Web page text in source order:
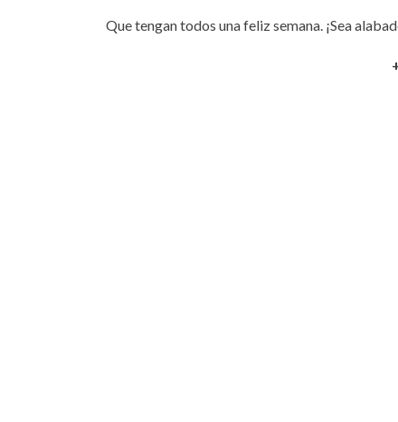
Que tengan todos una feliz semana. ¡Sea